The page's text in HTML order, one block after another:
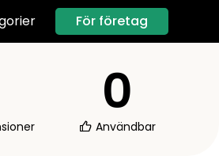
För företag
0
Användbar